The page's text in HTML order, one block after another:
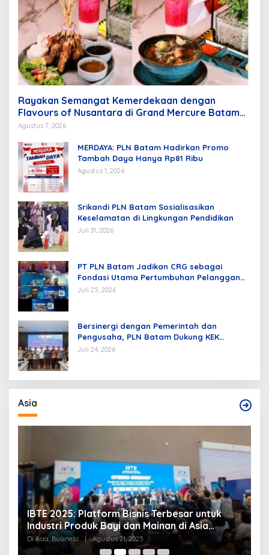
Rayakan Semangat Kemerdekaan dengan
Flavours of Nusantara di Grand Mercure Batam
Centre
Agustus 7, 2026
MERDAYA: PLN Batam Hadirkan Promo
Tambah Daya Hanya Rp81 Ribu
Agustus 1, 2026
Srikandi PLN Batam Sosialisasikan
Keselamatan di Lingkungan Pendidikan
Juli 31, 2026
PT PLN Batam Jadikan CRG sebagai
Fondasi Utama Pertumbuhan Pelanggan
dan Pembangunan Infrastruktur
Juli 25, 2026
Bersinergi dengan Pemerintah dan
Pengusaha, PLN Batam Dukung KEK
Tanjung Sauh sebagai Hub Energi Baru
Juli 24, 2026
Asia
IBTE 2025: Platform Bisnis Terbesar untuk
Industri Produk Bayi dan Mainan di Asia
Tenggara
Di Asia, Business | Agustus 21, 2025